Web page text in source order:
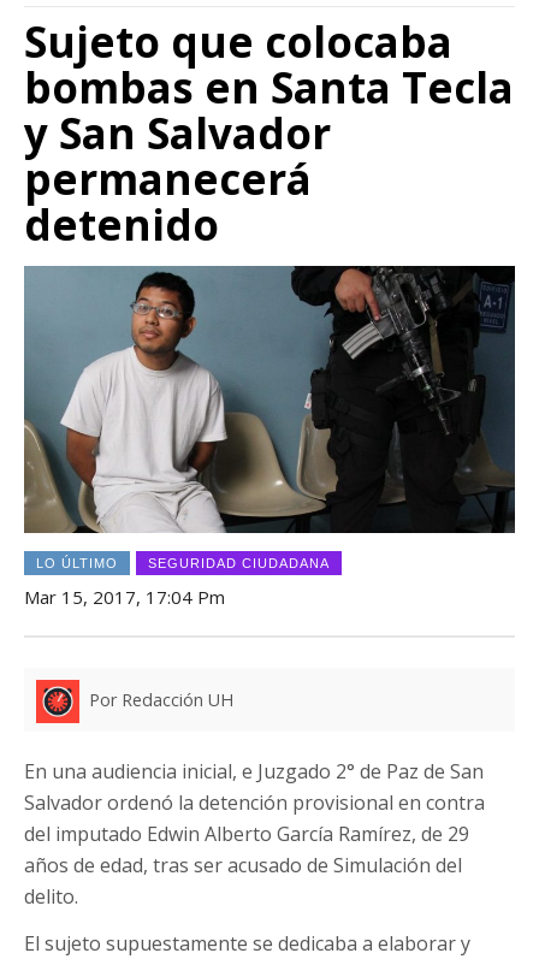
Sujeto que colocaba
bombas en Santa Tecla
y San Salvador
permanecerá
detenido
LO ÚLTIMO SEGURIDAD CIUDADANA
Mar 15, 2017, 17:04 Pm
Por Redacción UH
En una audiencia inicial, e Juzgado 2° de Paz de San
Salvador ordenó la detención provisional en contra
del imputado Edwin Alberto García Ramírez, de 29
años de edad, tras ser acusado de Simulación del
delito.
El sujeto supuestamente se dedicaba a elaborar y